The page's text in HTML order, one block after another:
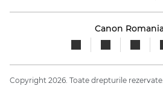
Canon
Copyright 2026. Toate drepturile rezervate.